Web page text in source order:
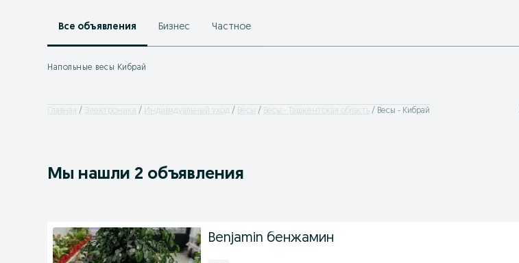
Все объявления Бизнес Частное
Напольные весы Кибрай
Главная Электроника Индивидуальный уход Весы Весы - Ташкентская область Весы - Кибрай
Мы нашли 2 объявления
Benjamin бенжамин